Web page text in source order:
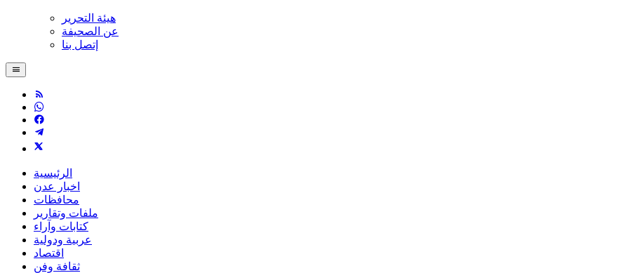
هيئة التحرير
عن الصحيفة
إتصل بنا
الرئيسية
اخبار عدن
محافظات
ملفات وتقارير
كتابات وآراء
عربية ودولية
اقتصاد
ثقافة وفن